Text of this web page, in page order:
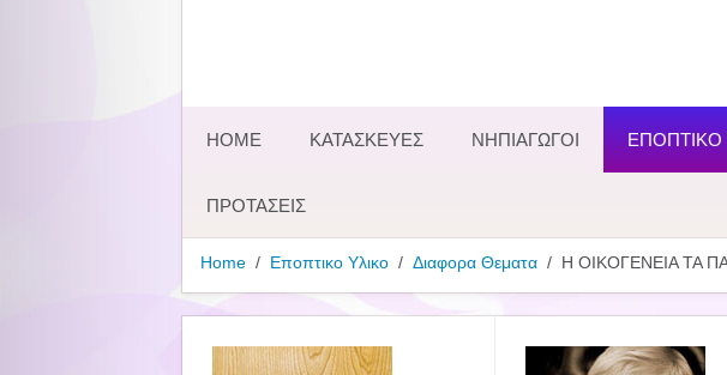
HOME ΚΑΤΑΣΚΕΥΕΣ ΝΗΠΙΑΓΩΓΟΙ ΕΠΟΠΤΙΚΟ
ΠΡΟΤΑΣΕΙΣ
Home Εποπτικο Υλικο Διαφορα Θεματα Η ΟΙΚΟΓΕΝΕΙΑ ΤΑ